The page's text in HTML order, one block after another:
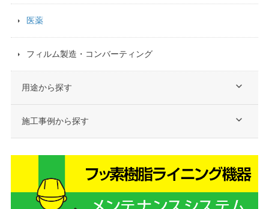
医薬
フィルム製造・コンバーティング
用途から探す
施工事例から探す